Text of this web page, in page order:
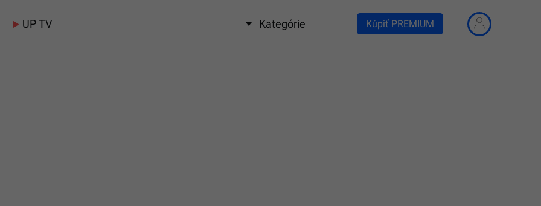
UP TV Kategórie Kúpiť PREMIUM